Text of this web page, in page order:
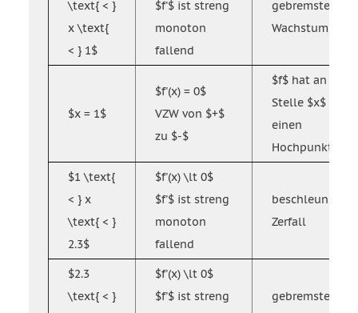
\text{ < }
x \text{
< } 1$
$f'$ ist streng
monoton
fallend
gebremstes
Wachstum
$x = 1$
$f'(x) = 0$
VZW von $+$
zu $-$
$f$ hat an der
Stelle $x$
einen
Hochpunkt
$1 \text{
< } x
\text{ < }
2.3$
$f'(x) \lt 0$
$f'$ ist streng
monoton
fallend
beschleunigter
Zerfall
$2.3
\text{ < }
$f'(x) \lt 0$
$f'$ ist streng
gebremster